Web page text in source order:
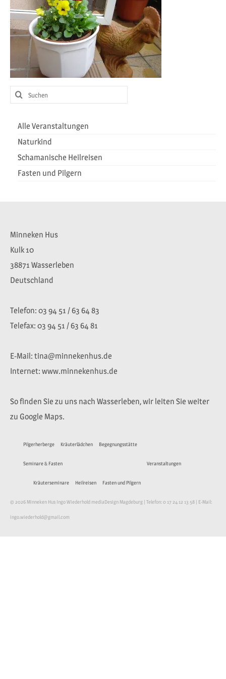
Heilreisen
Fasten und Pilgern
Veranstaltungen
Suchen
Alle Veranstaltungen
Naturkind
Schamanische Heilreisen
Fasten und Pilgern
Minneken Hus
Kulk 10
38871 Wasserleben
Deutschland
Telefon: 03 94 51 / 63 64 83
Telefax: 03 94 51 / 63 64 81
E-Mail: tina@minnekenhus.de
Internet: www.minnekenhus.de
So finden Sie zu uns nach Wasserleben, wir leiten Sie weiter
zu Google Maps.
Pilgerherberge Kräuterlädchen Begegnungsstätte
Seminare & Fasten
Kräuterseminare Heilreisen Fasten und Pilgern
Veranstaltungen
© 2026 Minneken Hus Ingo Wiederhold mediaDesign Magdeburg | Telefon: 0 17 24 12 13 58 | E-Mail:
ingo.wiederhold@gmail.com